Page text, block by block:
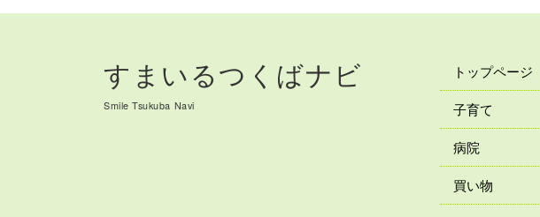
すまいるつくばナビ
Smile Tsukuba Navi
トップページ
子育て
病院
買い物